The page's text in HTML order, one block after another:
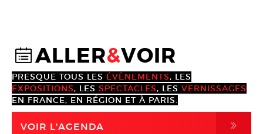
@ALLER&VOIR
PRESQUE TOUS LES ÉVÈNEMENTS, LES
EXPOSITIONS, LES SPECTACLES, LES VERNISSAGES
EN FRANCE, EN RÉGION ET À PARIS.
VOIR L'AGENDA ,